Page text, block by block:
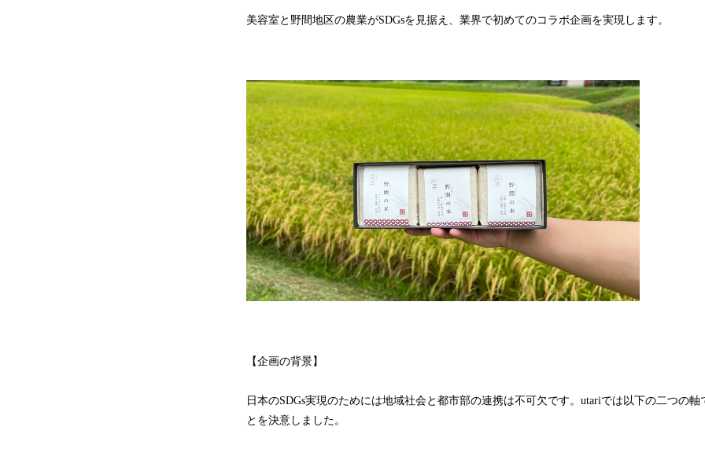
美容室と野間地区の農業がSDGsを見据え、業界で初めてのコラボ企画を実現します。
【企画の背景】
日本のSDGs実現のためには地域社会と都市部の連携は不可欠です。utariでは以下の二つの軸
とを決意しました。